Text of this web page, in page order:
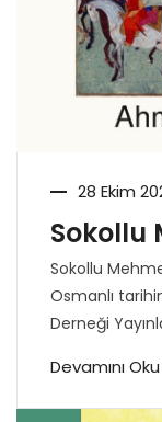
28 Ekim
Sokollu
Sokollu
Osmanlı
Derneği
Devamını Oku